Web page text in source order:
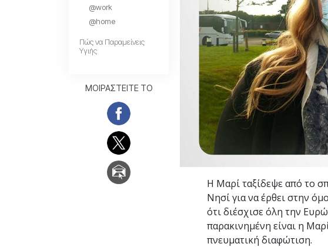
Αγάπη και Μίσος –
Tι είναι η Μεγαλοσύνη;
Η Μαρί ταξίδεψε από το
Νησί για να έρθει στην
ότι διέσχισε όλη την
παρακινημένη είναι η
πνευματική διαφώτιση.
@work
@home
Πώς να Παραμείνεις
Υγιής
ΜΟΙΡΑΣΤΕΙΤΕ ΤΟ